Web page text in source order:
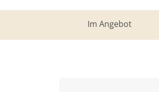
Im Angebot